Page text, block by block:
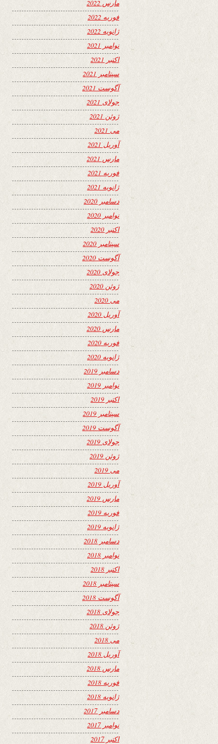
مارس 2022
فوریه 2022
ژانویه 2022
نوامبر 2021
اکتبر 2021
سپتامبر 2021
آگوست 2021
جولای 2021
ژوئن 2021
می 2021
آوریل 2021
مارس 2021
فوریه 2021
ژانویه 2021
دسامبر 2020
نوامبر 2020
اکتبر 2020
سپتامبر 2020
آگوست 2020
جولای 2020
ژوئن 2020
می 2020
آوریل 2020
مارس 2020
فوریه 2020
ژانویه 2020
دسامبر 2019
نوامبر 2019
اکتبر 2019
سپتامبر 2019
آگوست 2019
جولای 2019
ژوئن 2019
می 2019
آوریل 2019
مارس 2019
فوریه 2019
ژانویه 2019
دسامبر 2018
نوامبر 2018
اکتبر 2018
سپتامبر 2018
آگوست 2018
جولای 2018
ژوئن 2018
می 2018
آوریل 2018
مارس 2018
فوریه 2018
ژانویه 2018
دسامبر 2017
نوامبر 2017
اکتبر 2017